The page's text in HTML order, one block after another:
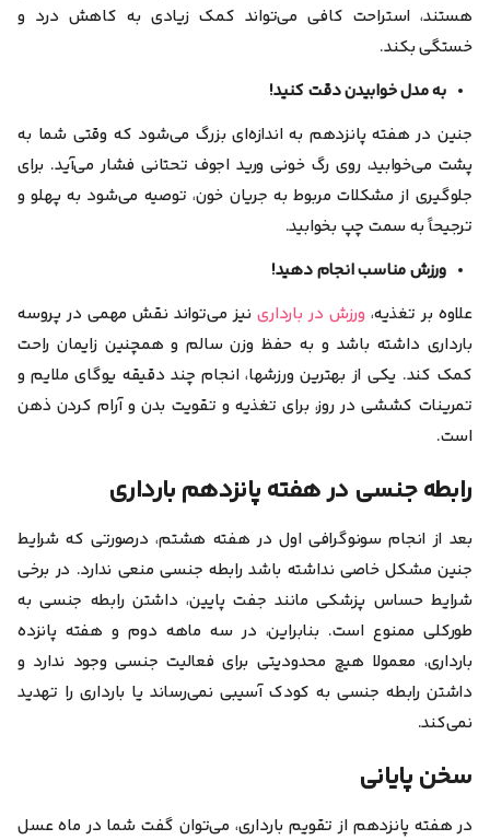
هستند، استراحت کافی می‌تواند کمک زیادی به کاهش درد و
خستگی بکند.
به مدل خوابیدن دقت کنید!
جنین در هفته پانزدهم به اندازه‌ای بزرگ می‌شود که وقتی شما به
پشت می‌خوابید، روی رگ خونی ورید اجوف تحتانی فشار می‌آید. برای
جلوگیری از مشکلات مربوط به جریان خون، توصیه می‌شود به پهلو و
ترجیحاً به سمت چپ بخوابید.
ورزش مناسب انجام دهید!
علاوه بر تغذیه، ورزش در باردارینیز می‌تواند نقش مهمی در پروسه
بارداری داشته باشد و به حفظ وزن سالم و همچنین زایمان راحت
کمک کند. یکی از بهترین ورزش‎ها، انجام چند دقیقه یوگای ملایم و
تمرینات کششی در روز، برای تغذیه و تقویت بدن و آرام کردن ذهن
است.
رابطه جنسی در هفته پانزدهم بارداری
بعد از انجام سونوگرافی اول در هفته هشتم، درصورتی که شرایط
جنین مشکل خاصی نداشته باشد رابطه جنسی منعی ندارد. در برخی
شرایط حساس پزشکی مانند جفت پایین، داشتن رابطه جنسی به
طور‌کلی ممنوع است. بنابراین، در سه ماهه دوم و هفته پانزده
بارداری، معمولا هیچ محدودیتی برای فعالیت جنسی وجود ندارد و
داشتن رابطه جنسی به کودک آسیبی نمی‌رساند یا بارداری را تهدید
نمی‌کند.
سخن پایانی
در هفته پانزدهم از تقویم بارداری، می‌توان گفت شما در ماه عسل